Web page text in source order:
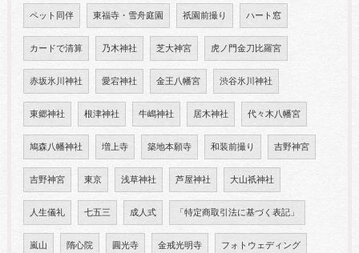
ペット同伴 東福寺・雪舟庭園 祇園前撮り ハート窓
カードで清算 乃木神社 芝大神宮 虎ノ門金刀比羅宮
赤坂氷川神社 愛宕神社 金王八幡宮 渋谷氷川神社
東郷神社 根津神社 牛嶋神社 居木神社 代々木八幡宮
鳩森八幡神社 増上寺 築地本願寺 和装前撮り 吉野神宮
吉野神宮 東京 浅草神社 芦屋神社 大山祇神社
人生儀礼 七五三 成人式 「特定商取引法に基づく表記」
嵐山 隋心院 圓光寺 金戒光明寺 フォトウェディング